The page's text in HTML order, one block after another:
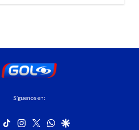
Síguenos en:
facebook
tiktok instagram
twitterwhatsapp
google